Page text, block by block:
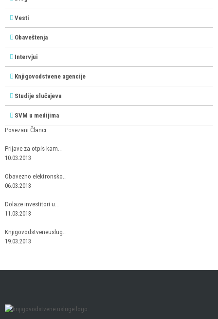
Vesti
Obaveštenja
Intervjui
Knjigovodstvene agencije
Studije slučajeva
SVM u medijima
Povezani Članci
Prijave za otpis kam…
10.03.2013
Obavezno elektronsko…
06.03.2013
Dolaze investitori u…
11.03.2013
Knjigovodstveneuslug…
19.03.2013